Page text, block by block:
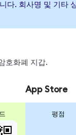
. 회사명 및 기타
호화폐 지갑.
App Store
평점